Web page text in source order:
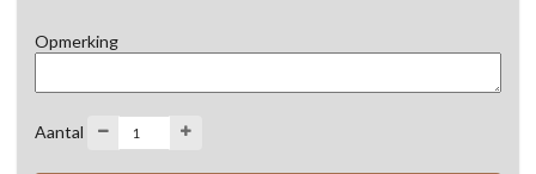
Opmerking
Aantal